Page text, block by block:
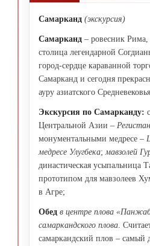
Самарканд (экскурсия)
Самарканд – ровесник
столица легендарной
город-сердце караванной
Самарканд и сегодня
ауру азиатского Средневековья.
Экскурсия по Самарканду:
Центральной Азии – Регистан
монументальными медресе –
медресе Улугбека; мавзолей
династическая усыпальница
прототипом для мавзолеев
в Агре;
Обед в центре плова
самаркандского плова .
самаркандский плов – самый